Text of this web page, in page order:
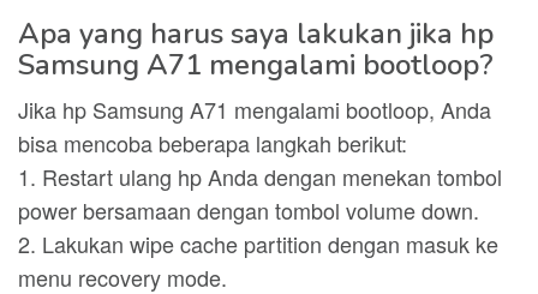
Apa yang harus saya lakukan jika hp
Samsung A71 mengalami bootloop?
Jika hp Samsung A71 mengalami bootloop, Anda
bisa mencoba beberapa langkah berikut:
1. Restart ulang hp Anda dengan menekan tombol
power bersamaan dengan tombol volume down.
2. Lakukan wipe cache partition dengan masuk ke
menu recovery mode.